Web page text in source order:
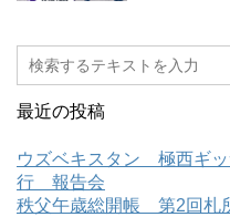
最近の投稿
ウズベキスタン 極西ギ
行 報告会
秩父午歳総開帳 第2回札